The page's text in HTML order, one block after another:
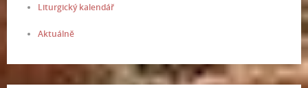
Liturgický kalendář
Aktuálně